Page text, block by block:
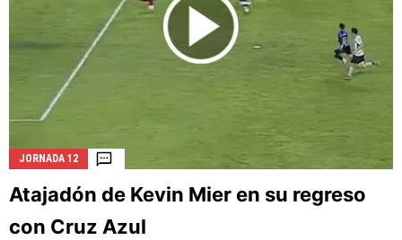
JORNADA 12
Atajadón de Kevin Mier en su regreso
con Cruz Azul